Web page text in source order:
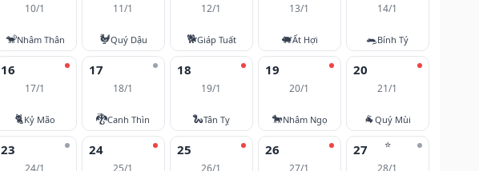
10/1
🐒Nhâm Thân
11/1
🐓Quý Dậu
12/1
🐕Giáp Tuất
13/1
🐖Ất Hợi
14/1
🐀Bính Tý
16
17/1
🐈Kỷ Mão
17
18/1
🐉Canh Thìn
18
19/1
🐍Tân Tỵ
19
20/1
🐎Nhâm Ngọ
20
21/1
🐐Quý Mùi
23
24/1
24
25/1
25
26/1
26
27/1
⭐
27
28/1